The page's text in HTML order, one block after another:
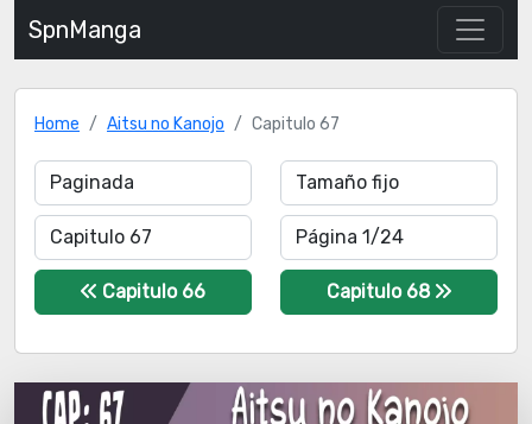
SpnManga
Home Aitsu no Kanojo Capitulo 67
Capitulo 66 Capitulo 68